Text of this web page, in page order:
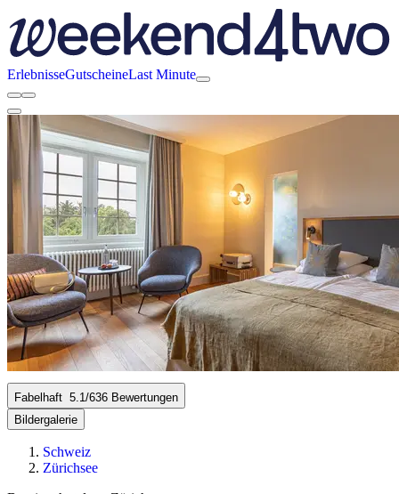
ErlebnisseGutscheineLast Minute
Fabelhaft 5.1/636 Bewertungen
Bildergalerie
Schweiz
Zürichsee